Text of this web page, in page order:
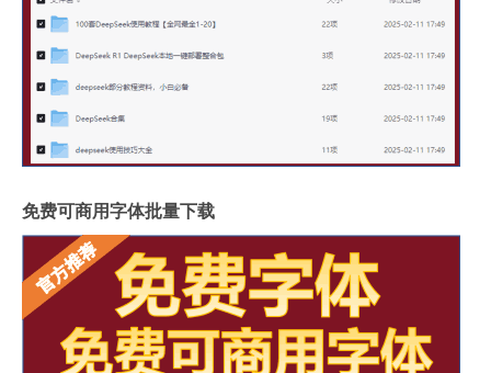
免费可商用字体批量下载